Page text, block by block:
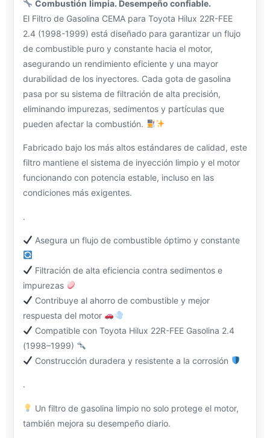
Combustión limpia. Desempeño confiable.
El Filtro de Gasolina CEMA para Toyota Hilux 22R-FEE
2.4 (1998-1999) está diseñado para garantizar un flujo
de combustible puro y constante hacia el motor,
asegurando un rendimiento eficiente y una mayor
durabilidad de los inyectores. Cada gota de gasolina
pasa por su sistema de filtración de alta precisión,
eliminando impurezas, sedimentos y partículas que
pueden afectar la combustión.
Fabricado bajo los más altos estándares de calidad, este
filtro mantiene el sistema de inyección limpio y el motor
funcionando con potencia estable, incluso en las
condiciones más exigentes.
.
Asegura un flujo de combustible óptimo y constante
Filtración de alta eficiencia contra sedimentos e
impurezas
Contribuye al ahorro de combustible y mejor
respuesta del motor
Compatible con Toyota Hilux 22R-FEE Gasolina 2.4
(1998–1999)
Construcción duradera y resistente a la corrosión
.
Un filtro de gasolina limpio no solo protege el motor,
también mejora su desempeño diario.